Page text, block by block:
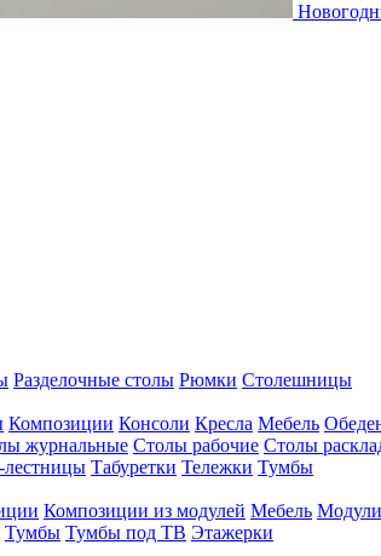
Разделочные столы Рюмки Столешницы
Композиции Консоли Кресла Мебель
журнальные Столы рабочие Столы
лестницы Табуретки Тележки Тумбы
Композиции из модулей Мебель Модули
Тумбы Тумбы под ТВ Этажерки